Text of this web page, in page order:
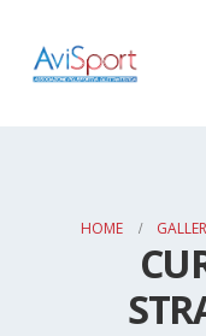
HOME